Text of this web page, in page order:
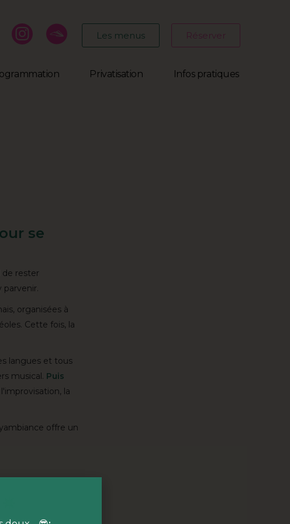
Les menus Réserver
Privatisation Infos pratiques
se
de rester
parvenir.
organisées à
Cette fois, la
langues et tous
musical. Puis
la
offre un